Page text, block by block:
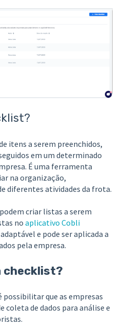
itens a serem preenchidos,
em um determinado
É uma ferramenta
na organização,
diferentes atividades da frota.
criar listas a serem
no aplicativo Cobli
e pode ser aplicada a
pela empresa.
checklist?
que as empresas
coleta de dados para análise e